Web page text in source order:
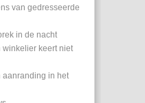
van gedresseerde
in de nacht
winkelier keert niet
aanranding in het